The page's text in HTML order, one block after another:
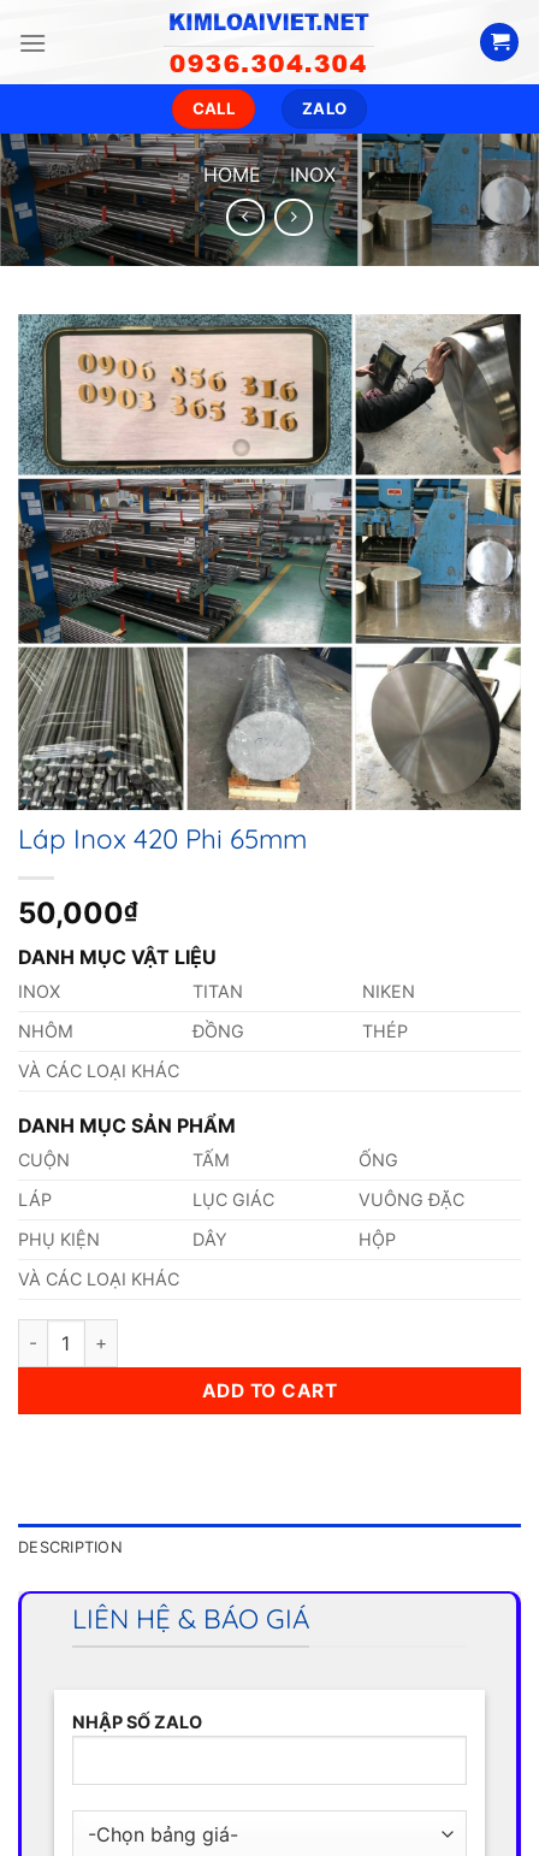
CALL ZALO
HOME / INOX
Láp Inox 420 Phi 65mm
50,000₫
DANH MỤC VẬT LIỆU
INOX TITAN
NIKEN
NHÔM
ĐỒNG
THÉP
VÀ CÁC LOẠI KHÁC
DANH MỤC SẢN PHẨM
CUỘN TẤM
ỐNG
LÁP
LỤC GIÁC
VUÔNG ĐẶC
PHỤ KIỆN
DÂY
HỘP
VÀ CÁC LOẠI KHÁC
Láp Inox 420 Phi 65mm quantity
ADD TO CART
DESCRIPTION
LIÊN HỆ & BÁO GIÁ
NHẬP SỐ ZALO